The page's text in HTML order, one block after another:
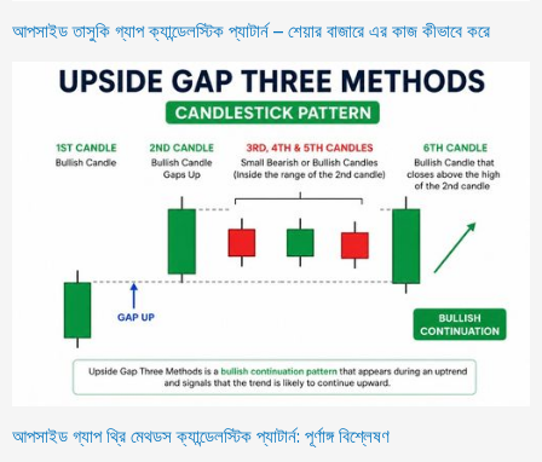
আপসাইড তাসুকি গ্যাপ ক্যান্ডেলস্টিক প্যাটার্ন – শেয়ার বাজারে এর কাজ কীভাবে করে
আপসাইড গ্যাপ থ্রি মেথডস ক্যান্ডেলস্টিক প্যাটার্ন: পূর্ণাঙ্গ বিশ্লেষণ